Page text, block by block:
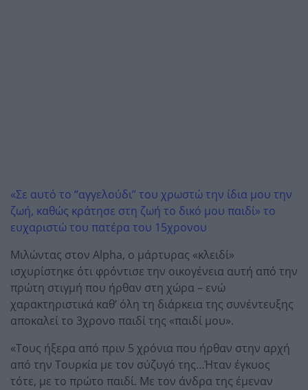
«Σε αυτό το “αγγελούδι” του χρωστώ την ίδια μου την
ζωή, καθώς κράτησε στη ζωή το δικό μου παιδί» το
ευχαριστώ του πατέρα του 15χρονου
Μιλώντας στον Alpha, o μάρτυρας «κλειδί»
ισχυρίστηκε ότι φρόντισε την οικογένεια αυτή από την
πρώτη στιγμή που ήρθαν στη χώρα – ενώ
χαρακτηριστικά καθ’ όλη τη διάρκεια της συνέντευξης
αποκαλεί το 3χρονο παιδί της «παιδί μου».
«Τους ήξερα από πριν 5 χρόνια που ήρθαν στην αρχή
από την Τουρκία με τον σύζυγό της…Ήταν έγκυος
τότε, με το πρώτο παιδί. Με τον άνδρα της έμεναν